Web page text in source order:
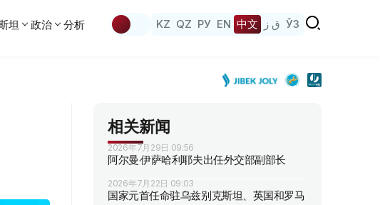
坦 政治 分析 KZ QZ РУ EN 中文 ق ز ЎЗ
相关新闻
2026年7月29日 09:56
阿尔曼·伊萨哈利耶夫出任外交部副部长
2026年7月22日 09:03
国家元首任命驻乌兹别克斯坦、英国和罗马